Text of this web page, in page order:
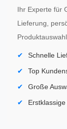
Ihr Experte für
Lieferung,
Produktauswahl.
Schnelle
Top
Große